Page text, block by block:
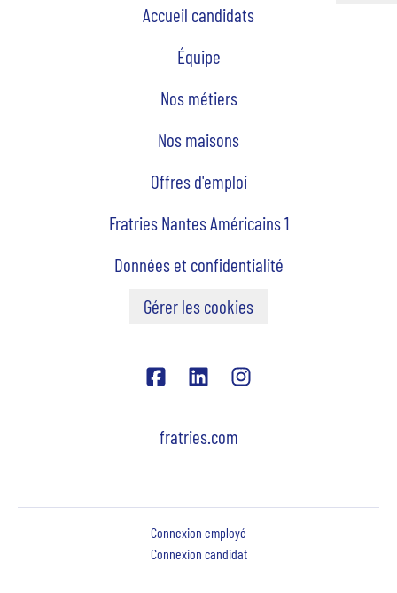
Accueil candidats
Équipe
Nos métiers
Nos maisons
Offres d'emploi
Fratries Nantes Américains 1
Données et confidentialité
Gérer les cookies
fratries.com
Connexion employé
Connexion candidat